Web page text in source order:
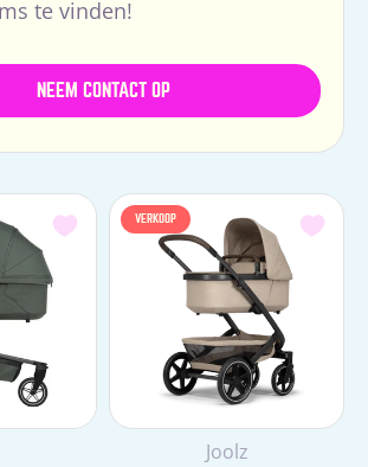
te vinden!
NEEM CONTACT OP
VERKOOP
Leverancier:
Joolz